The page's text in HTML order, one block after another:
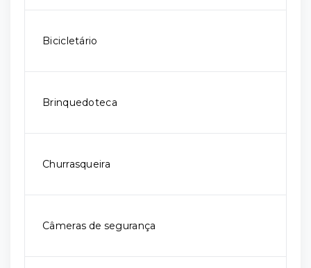
Bicicletário
Brinquedoteca
Churrasqueira
Câmeras de segurança